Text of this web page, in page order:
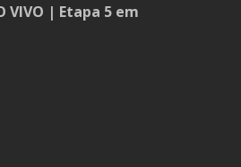
VIVO | Etapa 5 em